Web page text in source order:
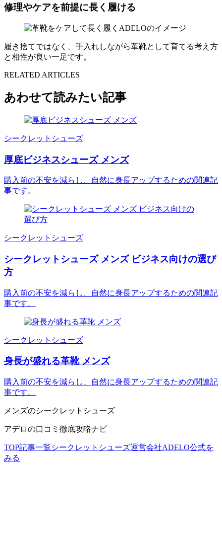
修理やケアを前提に長く履ける
履き捨てではなく、手入れしながら革靴として育てる考え方
と相性が良い一足です。
RELATED ARTICLES
あわせて読みたい記事
シークレットシューズ
厚底ビジネスシューズ メンズ
購入前の不安を減らし、自然に身長アップするための関連記
事です。
シークレットシューズ
シークレットシューズ メンズ ビジネス向けの選び
方
購入前の不安を減らし、自然に身長アップするための関連記
事です。
シークレットシューズ
身長が盛れる革靴 メンズ
購入前の不安を減らし、自然に身長アップするための関連記
事です。
メンズのシークレットシューズ
アデロの口コミ徹底攻略ナビ
TOP記事一覧シークレットシューズ運営会社ADELO公式を
みる